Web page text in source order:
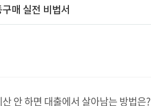
안 하면 대출에서 살아남는 방법은?